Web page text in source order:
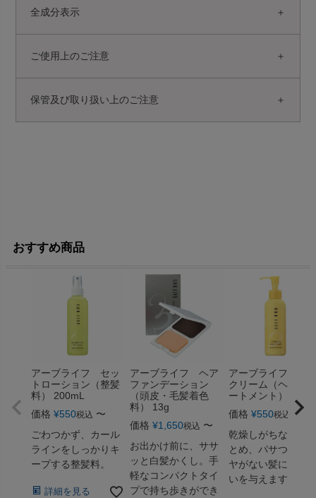
全成分表示
ご使用上のご注意
保管及び取り扱い上のご注意
おすすめ商品
アーブライフ セッ
トローション（整髪
料） 200mL
価格 ¥550税込 〜
ごわつかず、カール
ラインをしっかりキ
ープする整髪料。
詳細を見る
アーブライフ ヘア
ファンデーション
（頭皮・毛髪着色
料） 13g
価格 ¥1,650税込 〜
お出かけ前に、ササ
ッと白髪かくし。手
軽なコンパクトタイ
プで持ち歩きができ
アーブライフ ヘ
クリーム（ヘアト
ートメント）
価格 ¥550税込
〜
乾燥しがちな髪を
とめ、パサついて
ヤがない髪にうる
いを与えます。